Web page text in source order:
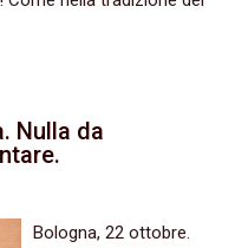
Nulla da
Bologna, 22 ottobre.